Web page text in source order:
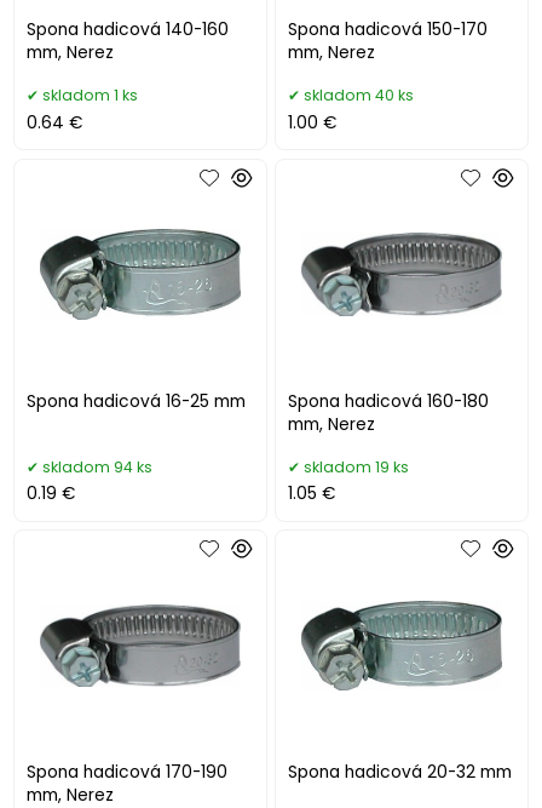
Spona hadicová 140-160
mm, Nerez
skladom 1 ks
0.64 €
Spona hadicová 150-170
mm, Nerez
skladom 40 ks
1.00 €
Spona hadicová 16-25 mm
skladom 94 ks
0.19 €
Spona hadicová 160-180
mm, Nerez
skladom 19 ks
1.05 €
Spona hadicová 170-190
mm, Nerez
Spona hadicová 20-32 mm